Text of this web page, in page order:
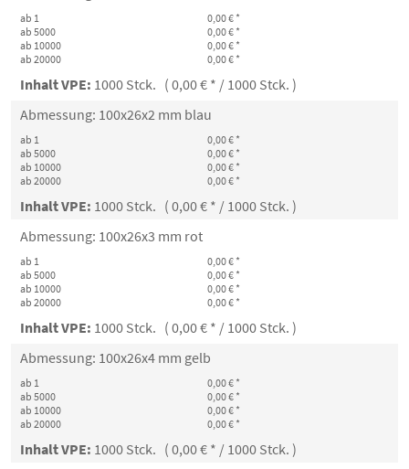
ab 1
0,00 € *
ab 5000
0,00 € *
ab 10000
0,00 € *
ab 20000
0,00 € *
Inhalt VPE: 1000 Stck. ( 0,00 € * / 1000 Stck. )
Abmessung: 100x26x2 mm blau
ab 1
0,00 € *
ab 5000
0,00 € *
ab 10000
0,00 € *
ab 20000
0,00 € *
Inhalt VPE: 1000 Stck. ( 0,00 € * / 1000 Stck. )
Abmessung: 100x26x3 mm rot
ab 1
0,00 € *
ab 5000
0,00 € *
ab 10000
0,00 € *
ab 20000
0,00 € *
Inhalt VPE: 1000 Stck. ( 0,00 € * / 1000 Stck. )
Abmessung: 100x26x4 mm gelb
ab 1
0,00 € *
ab 5000
0,00 € *
ab 10000
0,00 € *
ab 20000
0,00 € *
Inhalt VPE: 1000 Stck. ( 0,00 € * / 1000 Stck. )